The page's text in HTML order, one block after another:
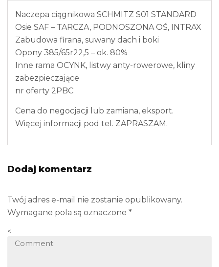
Naczepa ciągnikowa SCHMITZ S01 STANDARD
Osie SAF – TARCZA, PODNOSZONA OŚ, INTRAX
Zabudowa firana, suwany dach i boki
Opony 385/65r22,5 – ok. 80%
Inne rama OCYNK, listwy anty-rowerowe, kliny
zabezpieczające
nr oferty 2PBC
Cena do negocjacji lub zamiana, eksport.
Więcej informacji pod tel. ZAPRASZAM.
Dodaj komentarz
Twój adres e-mail nie zostanie opublikowany.
Wymagane pola są oznaczone *
<